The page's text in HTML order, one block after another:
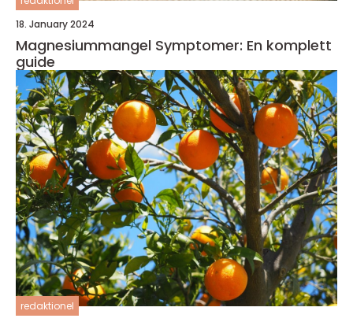
18. January 2024
Magnesiummangel Symptomer: En komplett
guide
redaktionel